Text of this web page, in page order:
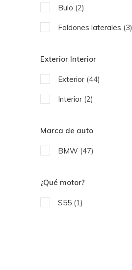
Bulo (2)
Faldones laterales (3)
Tubo de escape
Exterior Interior
Exterior (44)
Interior (2)
Marca de auto
BMW (47)
¿Qué motor?
S55 (1)